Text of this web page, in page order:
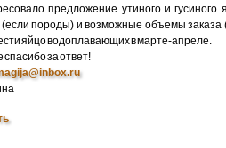
предложение утиного и
породы) и возможные объемы заказа
яйцо водоплавающих в марте-апреле.
за ответ!